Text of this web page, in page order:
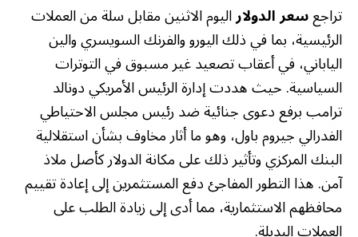
تراجعسعر الدولاراليوم الاثنين مقابل سلة من العملات
الرئيسية، بما في ذلك اليورو والفرنك السويسري والين
الياباني، في أعقاب تصعيد غير مسبوق في التوترات
السياسية. حيث هددت إدارة الرئيس الأمريكي دونالد
ترامب برفع دعوى جنائية ضد رئيس مجلس الاحتياطي
الفدرالي جيروم باول، وهو ما أثار مخاوف بشأن استقلالية
البنك المركزي وتأثير ذلك على مكانة الدولار كأصل ملاذ
آمن. هذا التطور المفاجئ دفع المستثمرين إلى إعادة تقييم
محافظهم الاستثمارية، مما أدى إلى زيادة الطلب على